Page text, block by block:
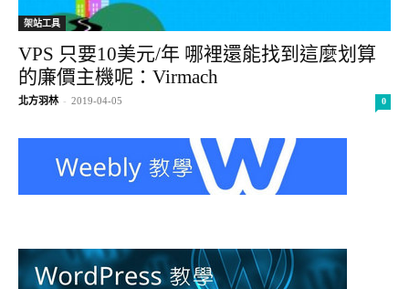
架站工具
VPS 只要10美元/年 哪裡還能找到這麼划算
的廉價主機呢：Virmach
北方羽林 - 2019-04-05 0